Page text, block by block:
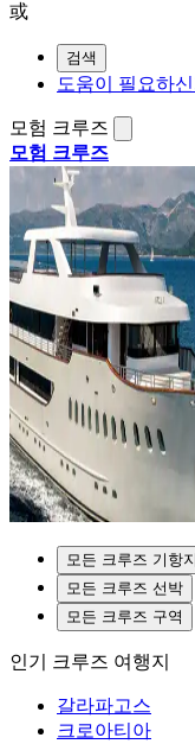
或
검색
도움이 필요하
모험 크루즈
모험 크루즈
모든 크루즈 기항지
모든 크루즈 선박
모든 크루즈 구역
인기 크루즈 여행지
갈라파고스
크로아티아